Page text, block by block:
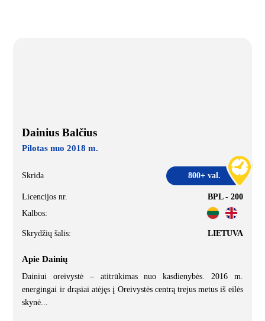
Dainius Balčius
Pilotas nuo 2018 m.
Skrida 800+ val.
Licencijos nr.
BPL - 200
Kalbos:
Skrydžių šalis: LIETUVA
Apie Dainių
Dainiui oreivystė – atitrūkimas nuo kasdienybės. 2016 m.
energingai ir drąsiai atėjęs į Oreivystės centrą trejus metus iš eilės
skynė...